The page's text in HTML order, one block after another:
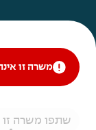
משרה זו
שתפו משרה זו